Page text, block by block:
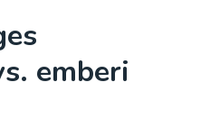
emberi